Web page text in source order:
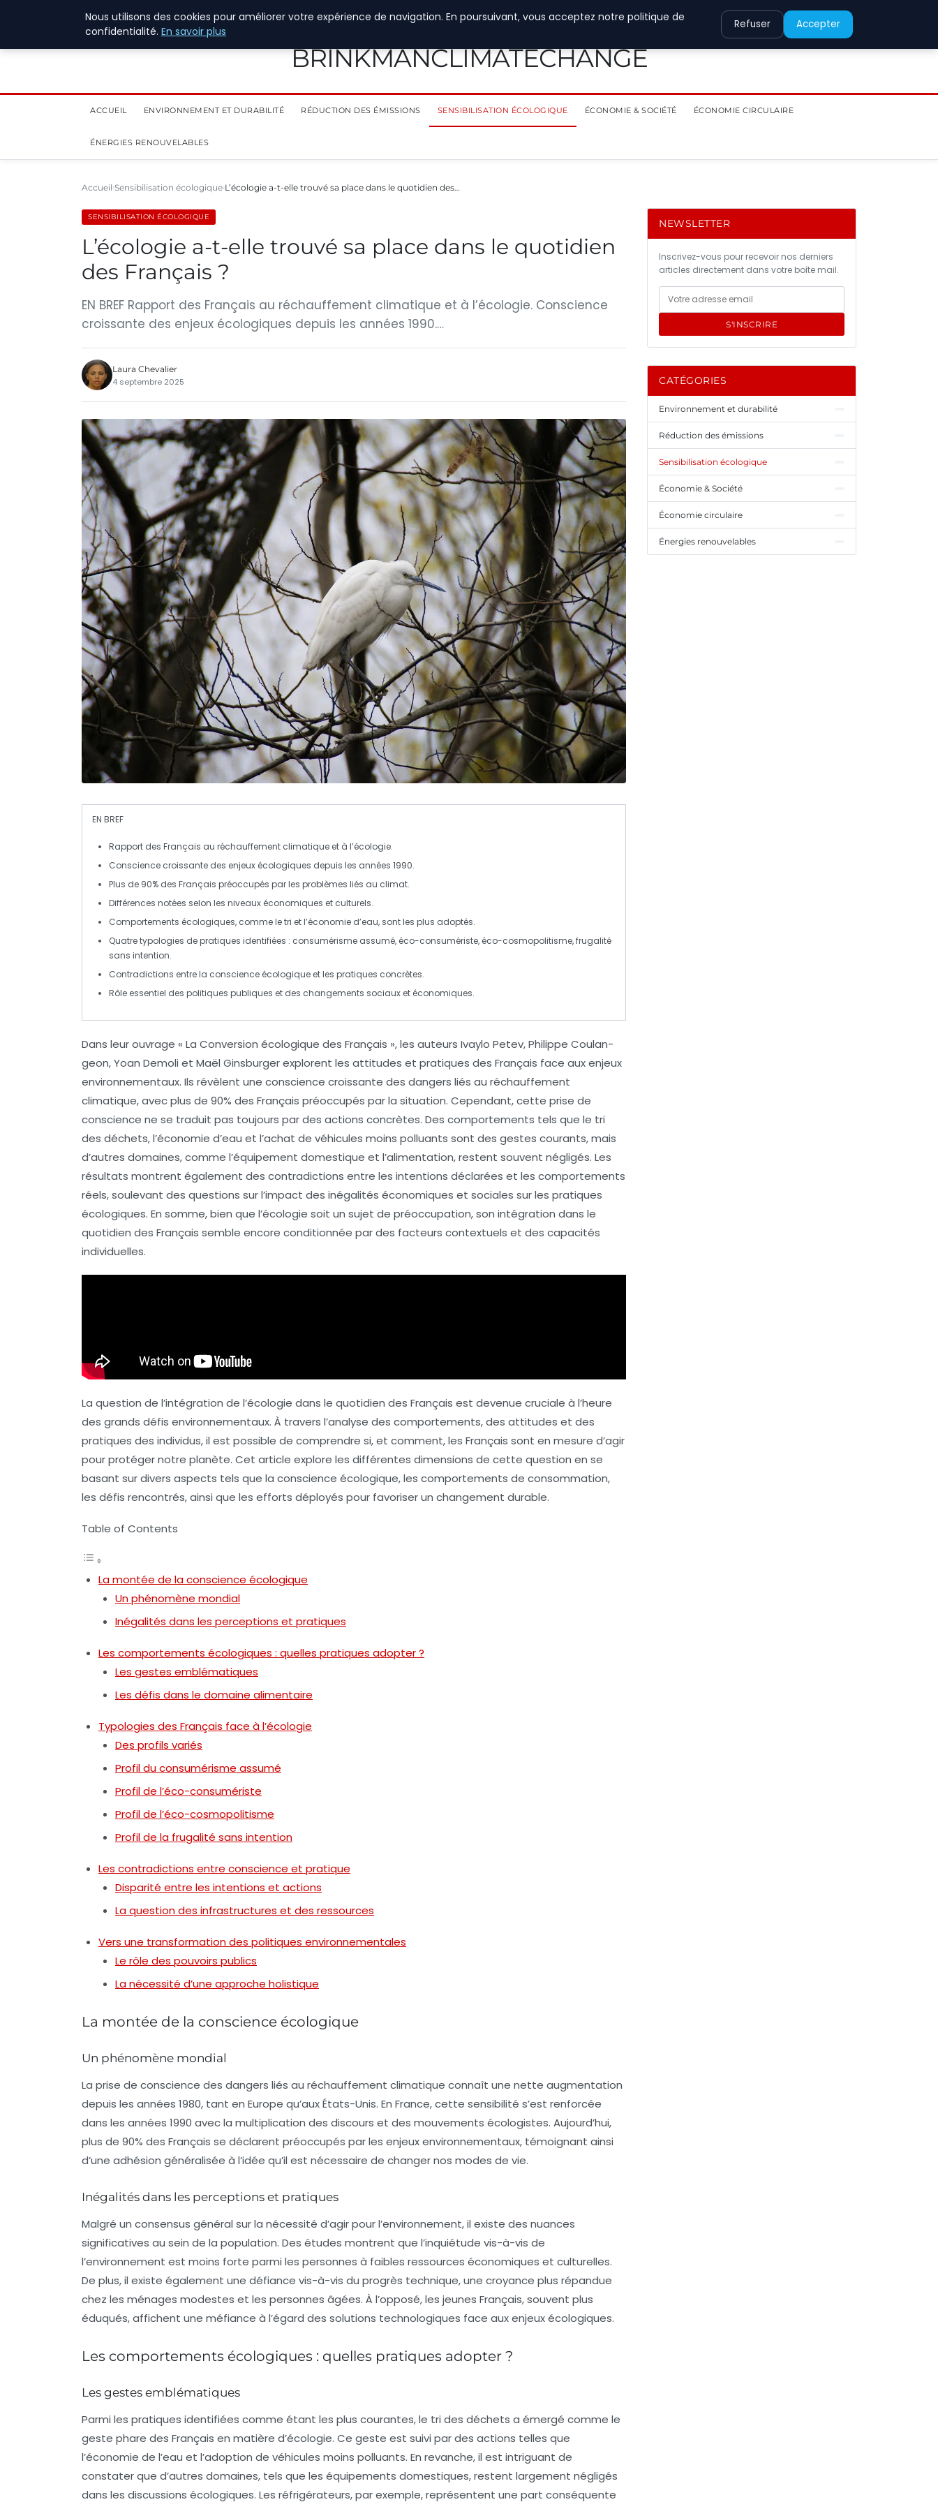
28 juillet 2026
BRINKMANCLIMATECHANGE
ACCUEIL ENVIRONNEMENT ET DURABILITÉ RÉDUCTION DES ÉMISSIONS SENSIBILISATION ÉCOLOGIQUE ÉCONOMIE & SOCIÉTÉ ÉCONOMIE CIRCULAIRE
ÉNERGIES RENOUVELABLES
Accueil Sensibilisation écologique L’écologie a-t-elle trouvé sa place dans le quotidien des…
SENSIBILISATION ÉCOLOGIQUE
L’écologie a-t-elle trouvé sa place dans le quotidien
des Français ?
EN BREF Rapport des Français au réchauffement climatique et à l’écologie. Conscience
croissante des enjeux écologiques depuis les années 1990.…
Laura Chevalier
4 septembre 2025
EN BREF
Rapport des Français au réchauffement climatique et à l’écologie.
Conscience croissante des enjeux écologiques depuis les années 1990.
Plus de 90% des Français préoccupés par les problèmes liés au climat.
Différences notées selon les niveaux économiques et culturels.
Comportements écologiques, comme letri et l’économie d’eau, sont les plus adoptés.
Quatre typologies de pratiques identifiées : consumérisme assumé, éco-consumériste, éco-cosmopolitisme,frugalité
sans intention.
Contradictions entre la conscience écologique et les pratiques concrètes.
Rôle essentiel des politiques publiques et des changements sociaux et économiques.
Dans leur ouvrage « La Conversion écologique des Français », les auteurs Ivaylo Petev, Philippe Coulan­
geon, Yoan Demoli et Maël Gins­burg­er explorent les attitudes et pratiques des Français face aux enjeux
environnementaux. Ils révèlent une conscience croissante des dangers liés au réchauffement
climatique, avec plus de 90% des Français préoccupés par la situation. Cependant, cette prise de
conscience ne se traduit pas toujours par des actions concrètes. Des comportements tels que le tri
des déchets, l’économie d’eau et l’achat de véhicules moins polluants sont des gestes courants, mais
d’autres domaines, comme l’équipement domestique et l’alimentation, restent souvent négligés. Les
résultats montrent également des contradictions entre les intentions déclarées et les comportements
réels, soulevant des questions sur l’impact des inégalités économiques et sociales sur les pratiques
écologiques. En somme, bien que l’écologie soit un sujet de préoccupation, son intégration dans le
quotidien des Français semble encore conditionnée par des facteurs contextuels et des capacités
individuelles.
La question de l’intégration de l’écologie dans le quotidien des Français est devenue cruciale à l’heure
des grands défis environnementaux. À travers l’analyse des comportements, des attitudes et des
pratiques des individus, il est possible de comprendre si, et comment, les Français sont en mesure d’agir
pour protéger notre planète. Cet article explore les différentes dimensions de cette question en se
basant sur divers aspects tels que la conscience écologique, les comportements de consommation,
les défis rencontrés, ainsi que les efforts déployés pour favoriser un changement durable.
Table of Contents
La montée de la conscience écologique
Un phénomène mondial
Inégalités dans les perceptions et pratiques
Les comportements écologiques : quelles pratiques adopter ?
Les gestes emblématiques
Les défis dans le domaine alimentaire
Typologies des Français face à l’écologie
Des profils variés
Profil du consumérisme assumé
Profil de l’éco-consumériste
Profil de l’éco-cosmopolitisme
Profil de la frugalité sans intention
Les contradictions entre conscience et pratique
Disparité entre les intentions et actions
La question des infrastructures et des ressources
Vers une transformation des politiques environnementales
Le rôle des pouvoirs publics
La nécessité d’une approche holistique
La montée de la conscience écologique
Un phénomène mondial
La prise de conscience des dangers liés au réchauffement climatique connaît une nette augmentation
depuis les années 1980, tant en Europe qu’aux États-Unis. En France, cette sensibilité s’est renforcée
dans les années 1990 avec la multiplication des discours et des mouvements écologistes. Aujourd’hui,
plus de 90% des Français se déclarent préoccupés par les enjeux environnementaux, témoignant ainsi
d’une adhésion généralisée à l’idée qu’il est nécessaire de changer nos modes de vie.
Inégalités dans les perceptions et pratiques
Malgré un consensus général sur la nécessité d’agir pour l’environnement, il existe des nuances
significatives au sein de la population. Des études montrent que l’inquiétude vis-à-vis de
l’environnement est moins forte parmi les personnes à faibles ressources économiques et culturelles.
De plus, il existe également une défiance vis-à-vis du progrès technique, une croyance plus répandue
chez les ménages modestes et les personnes âgées. À l’opposé, les jeunes Français, souvent plus
éduqués, affichent une méfiance à l’égard des solutions technologiques face aux enjeux écologiques.
Les comportements écologiques : quelles pratiques adopter ?
Les gestes emblématiques
Parmi les pratiques identifiées comme étant les plus courantes, le tri des déchets a émergé comme le
geste phare des Français en matière d’écologie. Ce geste est suivi par des actions telles que
l’économie de l’eau et l’adoption de véhicules moins polluants. En revanche, il est intriguant de
constater que d’autres domaines, tels que les équipements domestiques, restent largement négligés
dans les discussions écologiques. Les réfrigérateurs, par exemple, représentent une part conséquente
NEWSLETTER
Inscrivez-vous pour recevoir nos derniers
articles directement dans votre boîte mail.
S'INSCRIRE
CATÉGORIES
Environnement et durabilité
Réduction des émissions
Sensibilisation écologique
Économie & Société
Économie circulaire
Énergies renouvelables
Nous utilisons des cookies pour améliorer votre expérience de navigation. En poursuivant, vous acceptez notre politique de
confidentialité. En savoir plus
Refuser Accepter